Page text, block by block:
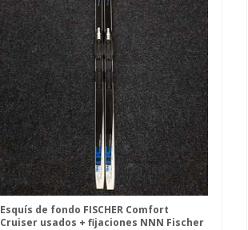
Esquís de fondo FISCHER Comfort
Cruiser usados + fijaciones NNN Fischer